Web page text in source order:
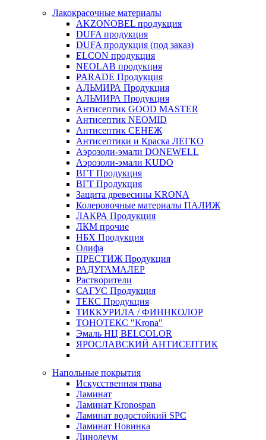
Лакокрасочные материалы
AKZONOBEL продукция
DUFA продукция
DUFA продукция (под заказ)
ELCON продукция
NEOLAB продукция
PARADE Продукция
АЛЬМИРА Продукция
АЛЬМИРА Продукция
Антисептик GOOD MASTER
Антисептик NEOMID
Антисептик СЕНЕЖ
Антисептики и Краска ЛЕГКО
Аэрозоли-эмали DONEWELL
Аэрозоли-эмали KUDO
ВГТ Продукция
ВГТ Продукция
Защита древесины KRONA
Колеровочные материалы ПАЛИЖ
ЛАКРА Продукция
ЛКМ прочие
НБХ Продукция
Олифа
ПРЕСТИЖ Продукция
РАДУГАМАЛЕР
Растворители
САГУС Продукция
ТЕКС Продукция
ТИККУРИЛА / ФИННКОЛОР
ТОНОТЕКС "Krona"
Эмаль НЦ BELCOLOR
ЯРОСЛАВСКИЙ АНТИСЕПТИК
Напольные покрытия
Искусственная трава
Ламинат
Ламинат Kronospan
Ламинат водостойкий SPC
Ламинат Новинка
Линолеум